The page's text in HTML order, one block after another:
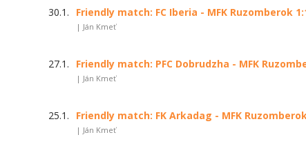
30.1. Friendly match: FC Iberia - MFK Ruzomberok
| Ján Kmeť
27.1. Friendly match: PFC Dobrudzha - MFK
| Ján Kmeť
25.1. Friendly match: FK Arkadag - MFK
| Ján Kmeť